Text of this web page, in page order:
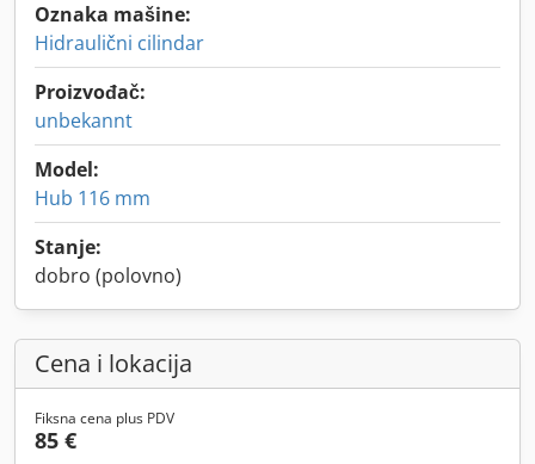
Oznaka mašine:
Hidraulični cilindar
Proizvođač:
unbekannt
Model:
Hub 116 mm
Stanje:
dobro (polovno)
Cena i lokacija
Fiksna cena plus PDV
85 €